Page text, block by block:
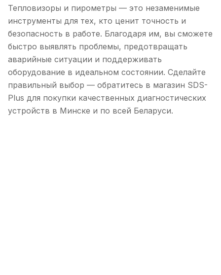
Тепловизоры и пирометры — это незаменимые
инструменты для тех, кто ценит точность и
безопасность в работе. Благодаря им, вы сможете
быстро выявлять проблемы, предотвращать
аварийные ситуации и поддерживать
оборудование в идеальном состоянии. Сделайте
правильный выбор — обратитесь в магазин SDS-
Plus для покупки качественных диагностических
устройств в Минске и по всей Беларуси.